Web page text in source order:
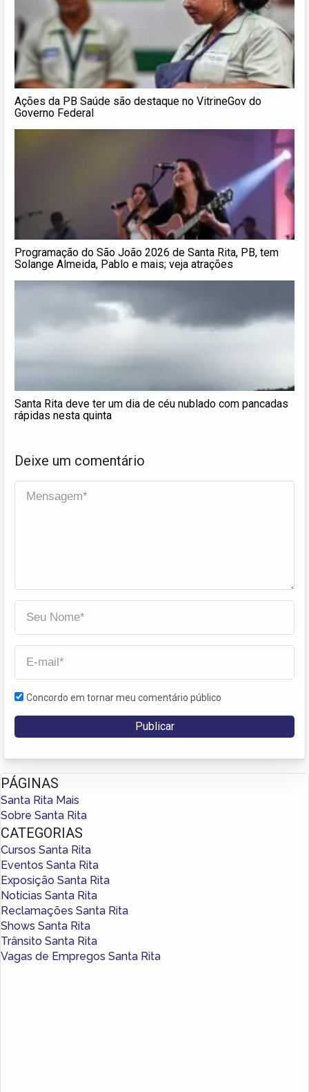
Ações da PB Saúde são destaque no VitrineGov do
Governo Federal
Programação do São João 2026 de Santa Rita, PB, tem
Solange Almeida, Pablo e mais; veja atrações
Santa Rita deve ter um dia de céu nublado com pancadas
rápidas nesta quinta
Deixe um comentário
Concordo em tornar meu comentário público
PÁGINAS
Santa Rita Mais
Sobre Santa Rita
CATEGORIAS
Cursos Santa Rita
Eventos Santa Rita
Exposição Santa Rita
Notícias Santa Rita
Reclamações Santa Rita
Shows Santa Rita
Trânsito Santa Rita
Vagas de Empregos Santa Rita